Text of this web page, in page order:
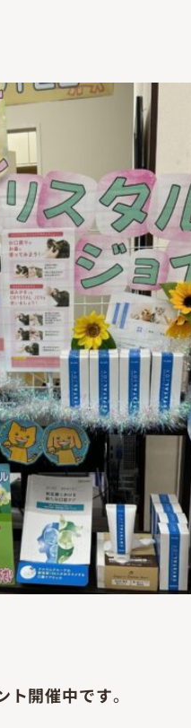
ト開催中です。